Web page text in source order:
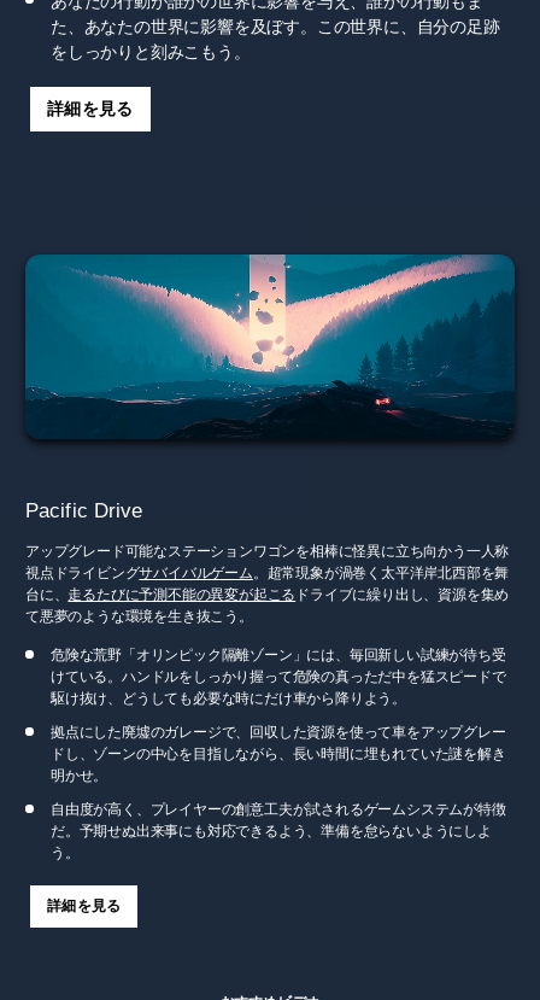
た、あなたの世界に影響を及ぼす。この世界に、自分の足跡
をしっかりと刻みこもう。
詳細を見る
Pacific Drive
アップグレード可能なステーションワゴンを相棒に怪異に立ち向かう一人称
視点ドライビングサバイバルゲーム 。超常現象が渦巻く太平洋岸北西部を舞
台に、 走るたびに予測不能の異変が起こる ドライブに繰り出し、資源を集め
て悪夢のような環境を生き抜こう。
危険な荒野「オリンピック隔離ゾーン」には、毎回新しい試練が待ち受
けている。ハンドルをしっかり握って危険の真っただ中を猛スピードで
駆け抜け、どうしても必要な時にだけ車から降りよう。
拠点にした廃墟のガレージで、回収した資源を使って車をアップグレー
ドし、ゾーンの中心を目指しながら、長い時間に埋もれていた謎を解き
明かせ。
自由度が高く、プレイヤーの創意工夫が試されるゲームシステムが特徴
だ。予期せぬ出来事にも対応できるよう、準備を怠らないようにしよ
う。
詳細を見る